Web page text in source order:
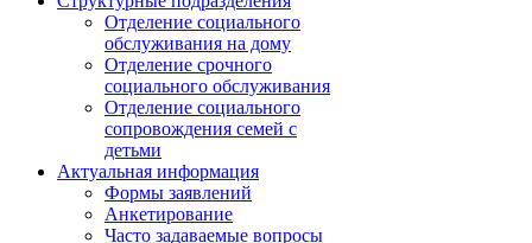
Отделение социального
обслуживания на дому
Отделение срочного
социального обслуживания
Отделение социального
сопровождения семей с
детьми
Актуальная информация
Формы заявлений
Анкетирование
Часто задаваемые вопросы